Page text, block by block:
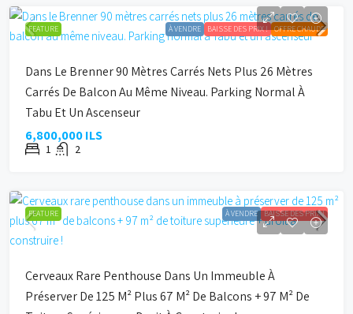
FEATURE À VENDRE BAISSE DES PRIX ! OFFRE CHAUDE
Dans Le Brenner 90 Mètres Carrés Nets Plus 26 Mètres
Carrés De Balcon Au Même Niveau. Parking Normal À
Tabu Et Un Ascenseur
6,800,000 ILS
1 2
FEATURE À VENDRE BAISSE DES PRIX !
Cerveaux Rare Penthouse Dans Un Immeuble À
Préserver De 125 M² Plus 67 M² De Balcons + 97 M² De